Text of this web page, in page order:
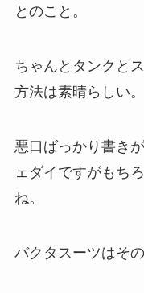
とのこと。
ちゃんとタンクと
方法は素晴らしい。
悪口ばっかり書き
ェダイですがもち
ね。
バクタスーツはそ